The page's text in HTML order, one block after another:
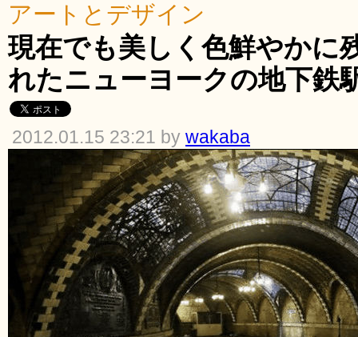
アートとデザイン
現在でも美しく色鮮やかに
れたニューヨークの地下鉄
2012.01.15 23:21 by wakaba